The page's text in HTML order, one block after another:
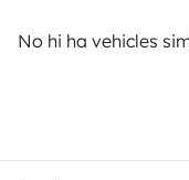
No hi ha vehicles